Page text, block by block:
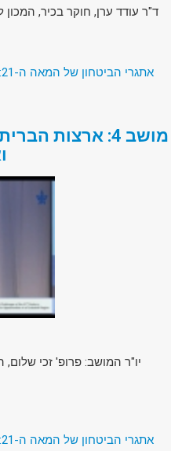
ד"ר עודד ערן, חוקר בכיר, המכון
מושב 4: ארצות
יו"ר המושב: פרופ' זכי שלום,